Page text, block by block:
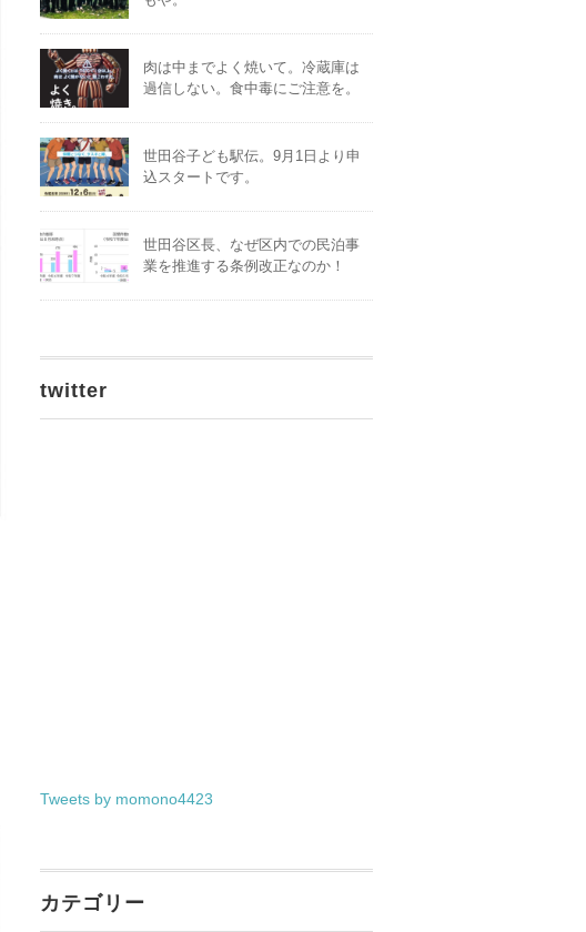
肉は中までよく焼いて。冷蔵庫は
過信しない。食中毒にご注意を。
世田谷子ども駅伝。9月1日より申
込スタートです。
世田谷区長、なぜ区内での民泊事
業を推進する条例改正なのか！
twitter
Tweets by momono4423
カテゴリー